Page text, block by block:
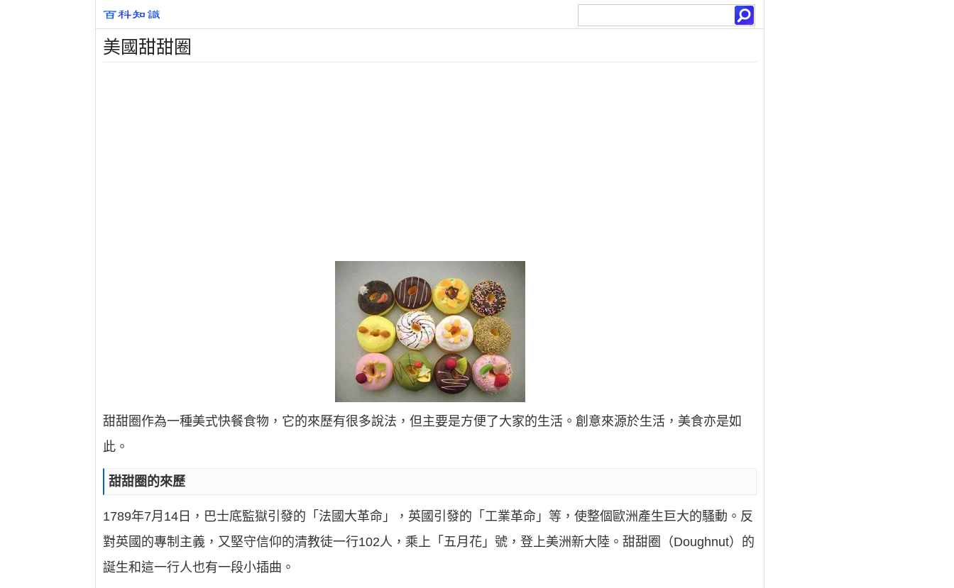
美國甜甜圈
甜甜圈作為一種美式快餐食物，它的來歷有很多說法，但主要是方便了大家的生活。創意來源於生活，美食亦是如
此。
甜甜圈的來歷
1789年7月14日，巴士底監獄引發的「法國大革命」，英國引發的「工業革命」等，使整個歐洲產生巨大的騷動。反
對英國的專制主義，又堅守信仰的清教徒一行102人，乘上「五月花」號，登上美洲新大陸。甜甜圈（Doughnut）的
誕生和這一行人也有一段小插曲。